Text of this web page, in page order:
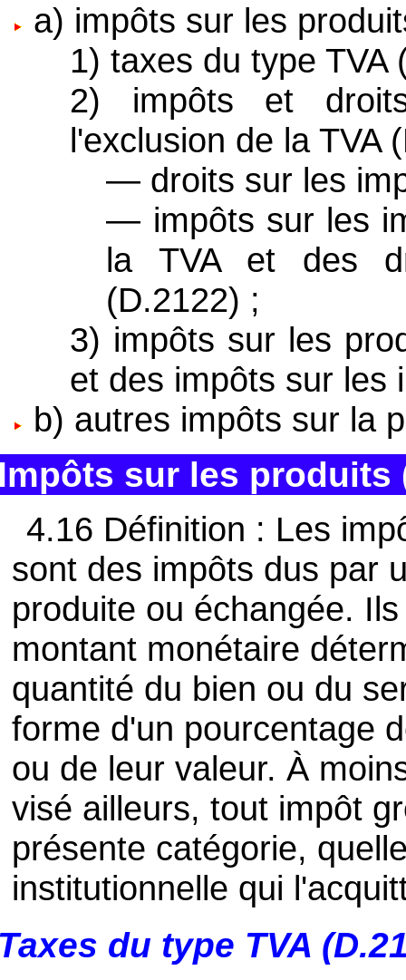
a) impôts sur les
1) taxes du type TVA
2) impôts et
l'exclusion de la TVA
— droits sur les
— impôts sur les
la TVA et des
(D.2122) ;
3) impôts sur les
et des impôts sur les
b) autres impôts sur la
sur les produits
4.16 Définition : Les
sont des impôts dus par
produite ou échangée.
montant monétaire
quantité du bien ou du
forme d'un pourcentage
ou de leur valeur. À
visé ailleurs, tout impôt
présente catégorie,
institutionnelle qui
du type TVA